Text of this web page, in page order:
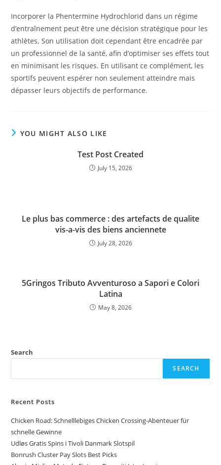
Incorporer la Phentermine Hydrochlorid dans un régime
d’entraînement peut être une décision stratégique pour les
athlètes. Son utilisation doit cependant être encadrée par
un professionnel de la santé, afin d’optimiser ses effets tout
en minimisant les risques. En utilisant ce complément, les
sportifs peuvent espérer non seulement atteindre mais
dépasser leurs objectifs de performance.
YOU MIGHT ALSO LIKE
Test Post Created
July 15, 2026
Le plus bas commerce : des artefacts de qualite
vis-a-vis des biens anciennete
July 28, 2026
5Gringos Tributo Avventuroso a Sapori e Colori
Latina
May 8, 2026
Search
SEARCH
Recent Posts
Chicken Road: Schnelllebiges Chicken Crossing‑Abenteuer für
schnelle Gewinne
Udløs Gratis Spins i Tivoli Danmark Slotspil
Bonrush Cluster Pay Slots Best Picks